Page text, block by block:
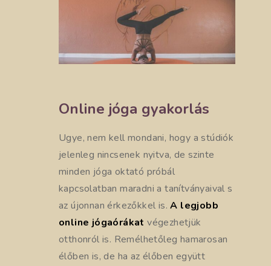
Online jóga gyakorlás
Ugye, nem kell mondani, hogy a stúdiók
jelenleg nincsenek nyitva, de szinte
minden jóga oktató próbál
kapcsolatban maradni a tanítványaival s
az újonnan érkezőkkel is.A legjobb
online jógaórákat végezhetjük
otthonról is. Remélhetőleg hamarosan
élőben is, de ha az élőben együtt